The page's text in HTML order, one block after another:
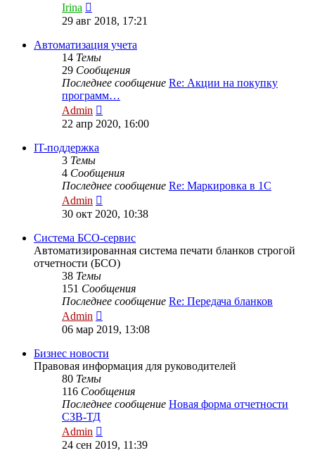
Irina
к
сообщению
29 авг 2018, 17:21
Автоматизация учета
14 Темы
29 Сообщения
Последнее сообщение Re: Акции на покупку
программ…
Admin
к
22 апр 2020, 16:00
IT-поддержка
3 Темы
4 Сообщения
Последнее сообщение Re: Маркировка в 1С
Admin
к
сообщению
30 окт 2020, 10:38
Система БСО-сервис
Автоматизированная система печати бланков строгой
отчетности (БСО)
38 Темы
151 Сообщения
Последнее сообщение Re: Передача бланков
Admin
к
сообщению
06 мар 2019, 13:08
Бизнес новости
Правовая информация для руководителей
80 Темы
116 Сообщения
Последнее сообщение Новая форма отчетности
СЗВ-ТД
Admin
к
24 сен 2019, 11:39